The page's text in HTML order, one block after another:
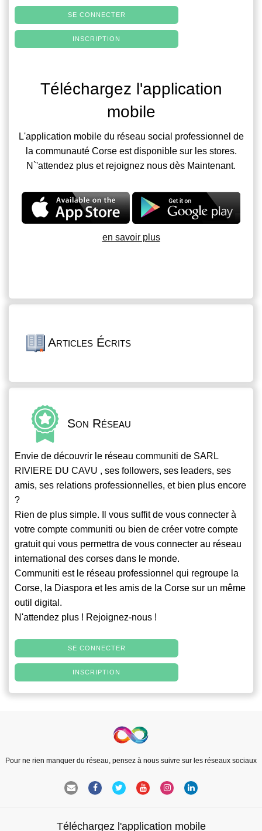
SE CONNECTER
INSCRIPTION
Téléchargez l'application
mobile
L'application mobile du réseau social professionnel de
la communauté Corse est disponible sur les stores.
N`'attendez plus et rejoignez nous dès Maintenant.
en savoir plus
Articles Écrits
Son Réseau
Envie de découvrir le réseau communiti de SARL
RIVIERE DU CAVU , ses followers, ses leaders, ses
amis, ses relations professionnelles, et bien plus encore
?
Rien de plus simple. Il vous suffit de vous connecter à
votre compte communiti ou bien de créer votre compte
gratuit qui vous permettra de vous connecter au réseau
international des corses dans le monde.
Communiti est le réseau professionnel qui regroupe la
Corse, la Diaspora et les amis de la Corse sur un même
outil digital.
N'attendez plus ! Rejoignez-nous !
SE CONNECTER
INSCRIPTION
Pour ne rien manquer du réseau, pensez à nous suivre sur les réseaux sociaux
Téléchargez l'application mobile